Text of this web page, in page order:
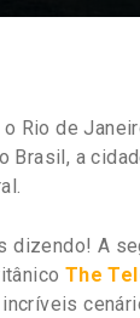
Rio de
Brasil, a
dizendo! A
The